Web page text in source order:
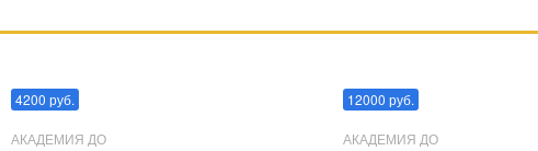
4200 руб.
АКАДЕМИЯ ДО
12000 руб.
АКАДЕМИЯ ДО